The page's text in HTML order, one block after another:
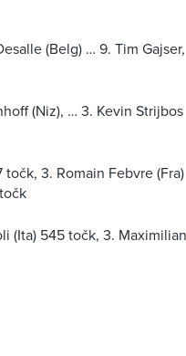
(Belg) … 9. Tim Gajser,
(Niz), … 3. Kevin Strijbos
3. Romain Febvre (Fra)
(Ita) 545 točk, 3. Maximilian